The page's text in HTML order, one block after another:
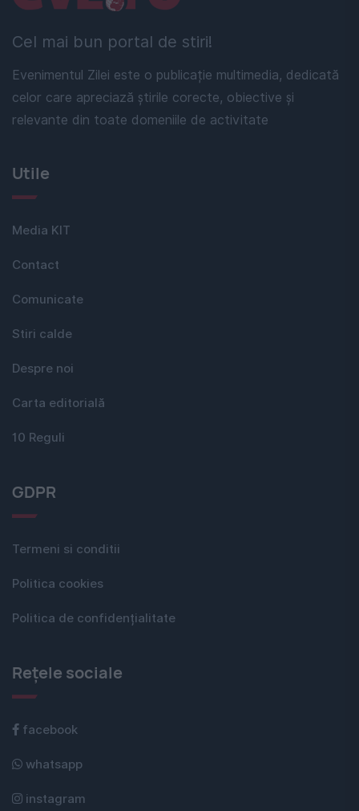
Cel mai bun portal de stiri!
Evenimentul Zilei este o publicație multimedia, dedicată
celor care apreciază știrile corecte, obiective și
relevante din toate domeniile de activitate
Utile
Media KIT
Contact
Comunicate
Stiri calde
Despre noi
Carta editorială
10 Reguli
GDPR
Termeni si conditii
Politica cookies
Politica de confidențialitate
Rețele sociale
facebook
whatsapp
instagram